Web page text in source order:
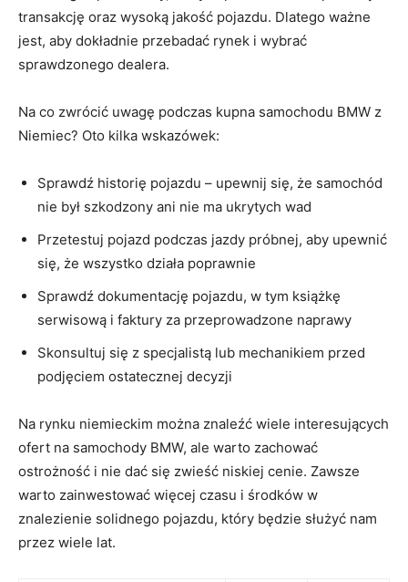
transakcję oraz wysoką jakość pojazdu. Dlatego ważne
jest, aby dokładnie przebadać rynek i wybrać
sprawdzonego ⁤dealera.
Na⁢ co zwrócić uwagę podczas kupna samochodu BMW z
Niemiec? Oto ‍kilka wskazówek:
Sprawdź historię pojazdu – upewnij się, że samochód
nie był szkodzony ⁢ani ⁢nie ma ukrytych wad
Przetestuj pojazd podczas jazdy próbnej, aby upewnić
się,‍ że wszystko działa poprawnie
Sprawdź dokumentację ‍pojazdu, w tym książkę
serwisową i faktury za przeprowadzone naprawy
Skonsultuj ⁤się z specjalistą lub mechanikiem przed
podjęciem ostatecznej decyzji
Na rynku niemieckim można znaleźć​ wiele interesujących
ofert na samochody⁢ BMW, ale warto zachować
‌ostrożność ⁢i nie dać się zwieść niskiej cenie. Zawsze
warto zainwestować więcej czasu i środków w
znalezienie solidnego pojazdu, który będzie służyć nam
przez wiele⁣ lat.